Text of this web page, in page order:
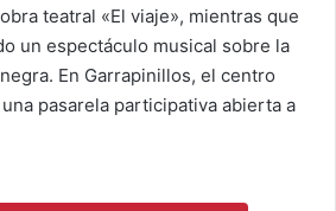
teatral «El viaje», mientras que
un espectáculo musical sobre la
En Garrapinillos, el centro
pasarela participativa abierta a